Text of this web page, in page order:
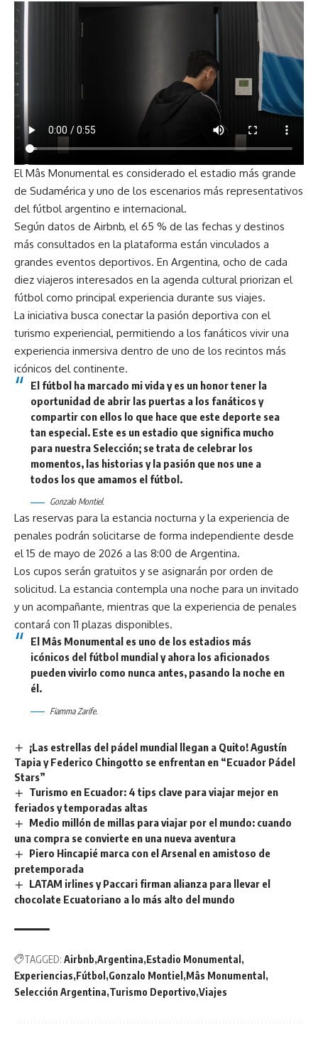
El Mâs Monumental es considerado el estadio más grande
de Sudamérica y uno de los escenarios más representativos
del fútbol argentino e internacional.
Según datos de Airbnb, el 65 % de las fechas y destinos
más consultados en la plataforma están vinculados a
grandes eventos deportivos. En Argentina, ocho de cada
diez viajeros interesados en la agenda cultural priorizan el
fútbol como principal experiencia durante sus viajes.
La iniciativa busca conectar la pasión deportiva con el
turismo experiencial, permitiendo a los fanáticos vivir una
experiencia inmersiva dentro de uno de los recintos más
icónicos del continente.
El fútbol ha marcado mi vida y es un honor tener la
oportunidad de abrir las puertas a los fanáticos y
compartir con ellos lo que hace que este deporte sea
tan especial. Este es un estadio que significa mucho
para nuestra Selección; se trata de celebrar los
momentos, las historias y la pasión que nos une a
todos los que amamos el fútbol.
Gonzalo Montiel.
Las reservas para la estancia nocturna y la experiencia de
penales podrán solicitarse de forma independiente desde
el 15 de mayo de 2026 a las 8:00 de Argentina.
Los cupos serán gratuitos y se asignarán por orden de
solicitud. La estancia contempla una noche para un invitado
y un acompañante, mientras que la experiencia de penales
contará con 11 plazas disponibles.
El Mâs Monumental es uno de los estadios más
icónicos del fútbol mundial y ahora los aficionados
pueden vivirlo como nunca antes, pasando la noche en
él.
Fiamma Zarife.
¡Las estrellas del pádel mundial llegan a Quito! Agustín
Tapia y Federico Chingotto se enfrentan en “Ecuador Pádel
Stars”
Turismo en Ecuador: 4 tips clave para viajar mejor en
feriados y temporadas altas
Medio millón de millas para viajar por el mundo: cuando
una compra se convierte en una nueva aventura
Piero Hincapié marca con el Arsenal en amistoso de
pretemporada
LATAM irlines y Paccari firman alianza para llevar el
chocolate Ecuatoriano a lo más alto del mundo
TAGGED: Airbnb Argentina Estadio Monumental
Experiencias Fútbol Gonzalo Montiel Mâs Monumental
Selección Argentina Turismo Deportivo Viajes